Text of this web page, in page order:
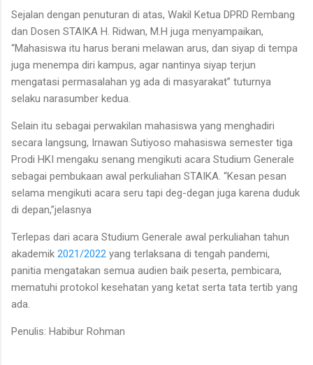
Sejalan dengan penuturan di atas, Wakil Ketua DPRD Rembang
dan Dosen STAIKA H. Ridwan, M.H juga menyampaikan,
“Mahasiswa itu harus berani melawan arus, dan siyap di tempa
juga menempa diri kampus, agar nantinya siyap terjun
mengatasi permasalahan yg ada di masyarakat” tuturnya
selaku narasumber kedua.
Selain itu sebagai perwakilan mahasiswa yang menghadiri
secara langsung, Irnawan Sutiyoso mahasiswa semester tiga
Prodi HKI mengaku senang mengikuti acara Studium Generale
sebagai pembukaan awal perkuliahan STAIKA. “Kesan pesan
selama mengikuti acara seru tapi deg-degan juga karena duduk
di depan,”jelasnya
Terlepas dari acara Studium Generale awal perkuliahan tahun
akademik 2021/2022 yang terlaksana di tengah pandemi,
panitia mengatakan semua audien baik peserta, pembicara,
mematuhi protokol kesehatan yang ketat serta tata tertib yang
ada.
Penulis: Habibur Rohman